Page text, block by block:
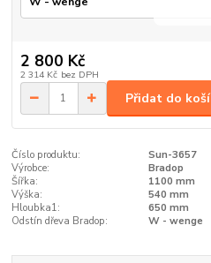
2 800 Kč
2 314 Kč bez DPH
Přidat do
Číslo produktu:
Sun-3657
Výrobce:
Bradop
Šířka:
1100 mm
Výška:
540 mm
Hloubka1:
650 mm
Odstín dřeva Bradop:
W - wenge